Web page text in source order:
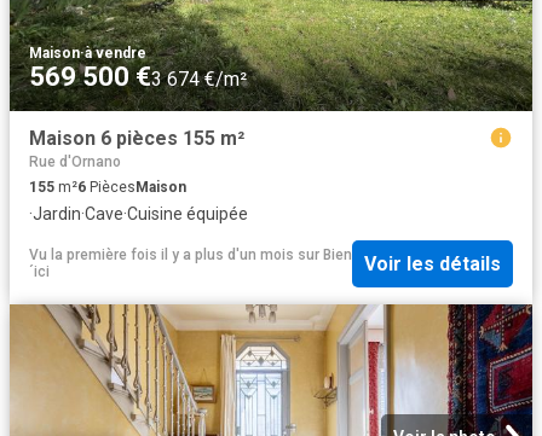
Maison·à vendre
569 500 €3 674 €/m²
Maison 6 pièces 155 m²
Rue d'Ornano
155 m²6 Pièces Maison
·Jardin·Cave·Cuisine équipée
Vu la première fois il y a plus d'un mois sur Bien
´ici
Voir les détails